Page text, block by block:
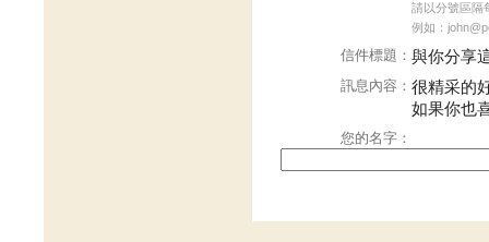
請以分號區隔
例如：
信件標題： 與你分享
訊息內容： 很精采的
如果你也
您的名字：